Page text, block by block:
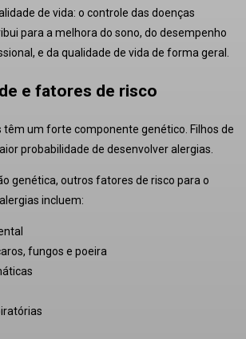
de vida: o controle das doenças
para a melhora do sono, do desempenho
e da qualidade de vida de forma geral.
e fatores de risco
têm um forte componente genético. Filhos de
probabilidade de desenvolver alergias.
genética, outros fatores de risco para o
incluem:
fungos e poeira